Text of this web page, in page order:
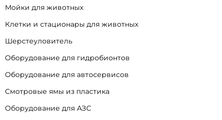
Мойки для животных
Клетки и стационары для животных
Шерстеуловитель
Оборудование для гидробионтов
Оборудование для автосервисов
Смотровые ямы из пластика
Оборудование для АЗС